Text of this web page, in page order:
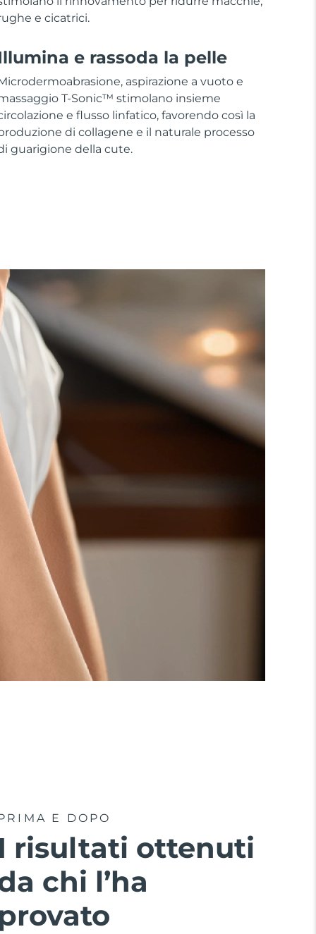
e cicatrici.
e rassoda la pelle
aspirazione a vuoto e
T-Sonic™ stimolano insieme
e flusso linfatico, favorendo così la
di collagene e il naturale processo
guarigione della cute.
E DOPO
risultati ottenuti
chi l’ha